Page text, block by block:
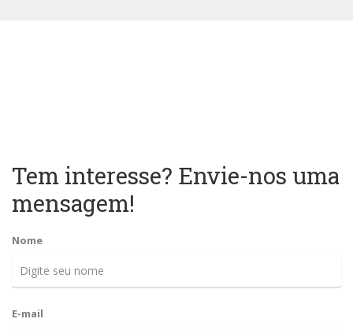
Tem interesse? Envie-nos uma
mensagem!
Nome
E-mail